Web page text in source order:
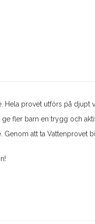
provet utförs på djupt
fler barn en trygg och
att ta Vattenprovet